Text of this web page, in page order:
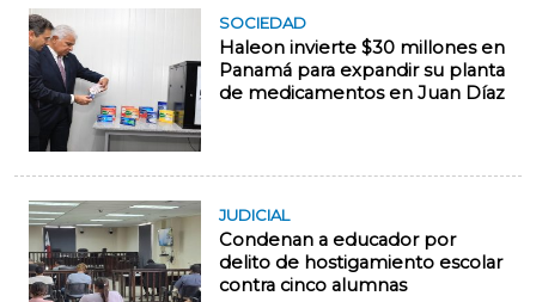
SOCIEDAD
Haleon invierte $30 millones en
Panamá para expandir su planta
de medicamentos en Juan Díaz
JUDICIAL
Condenan a educador por
delito de hostigamiento escolar
contra cinco alumnas